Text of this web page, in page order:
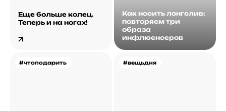
Еще больше колец.
Теперь и на ногах!
Как носить лонгслив:
повторяем три
образа
инфлюенсеров
#чтоподарить #вещьдня